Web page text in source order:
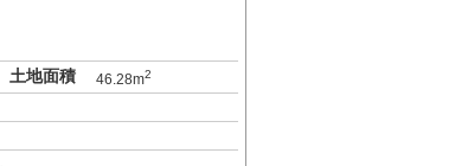
土地面積 46.28m2